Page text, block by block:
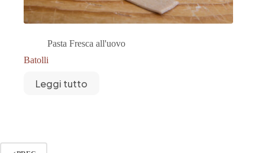
Pasta Fresca all'uovo
Batolli
Leggi tutto